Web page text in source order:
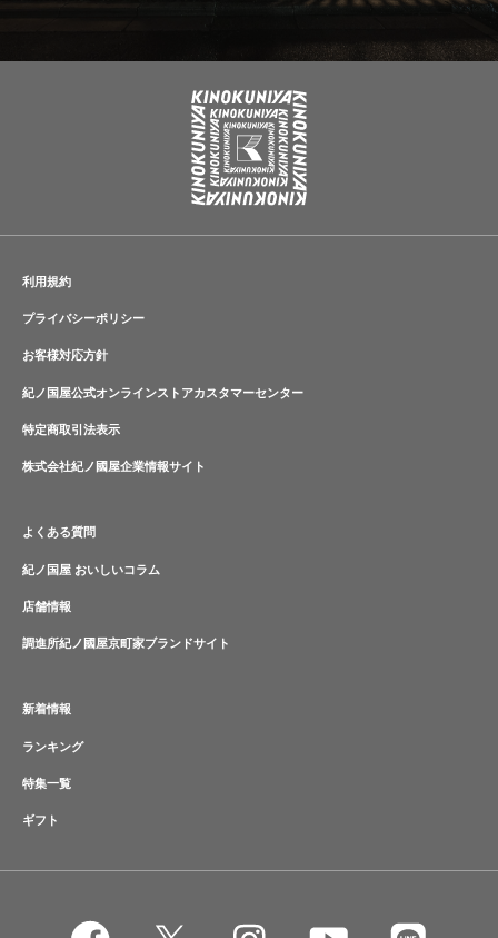
利用規約
プライバシーポリシー
お客様対応方針
紀ノ国屋公式オンラインストアカスタマーセンター
特定商取引法表示
株式会社紀ノ國屋企業情報サイト
よくある質問
紀ノ国屋 おいしいコラム
店舗情報
調進所紀ノ國屋京町家ブランドサイト
新着情報
ランキング
特集一覧
ギフト